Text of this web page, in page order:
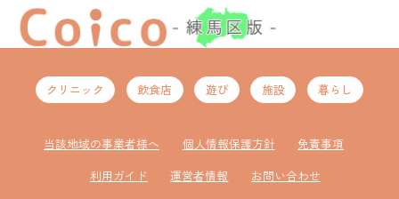
クリニック 飲食店 遊び 施設 暮らし
当該地域の事業者様へ 個人情報保護方針
免責事項
利用ガイド
運営者情報 お問い合わせ